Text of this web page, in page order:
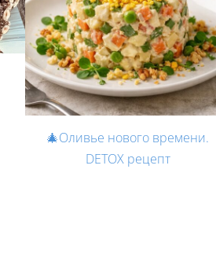
🎄Оливье нового времени.
DETOX рецепт